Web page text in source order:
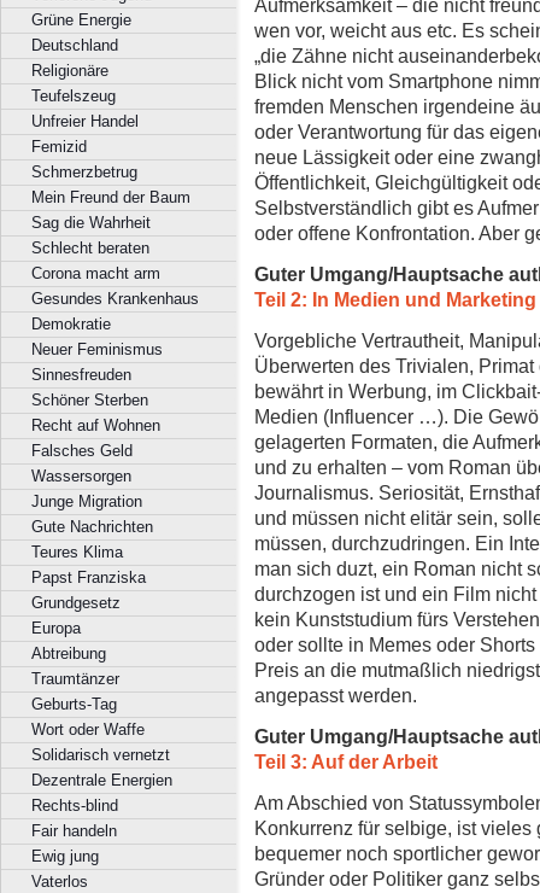
Grüne Energie
Deutschland
Religionäre
Teufelszeug
Unfreier Handel
Femizid
Schmerzbetrug
Mein Freund der Baum
Sag die Wahrheit
Schlecht beraten
Corona macht arm
Gesundes Krankenhaus
Demokratie
Neuer Feminismus
Sinnesfreuden
Schöner Sterben
Recht auf Wohnen
Falsches Geld
Wassersorgen
Junge Migration
Gute Nachrichten
Teures Klima
Papst Franziska
Grundgesetz
Europa
Abtreibung
Traumtänzer
Geburts-Tag
Wort oder Waffe
Solidarisch vernetzt
Dezentrale Energien
Rechts-blind
Fair handeln
Ewig jung
Vaterlos
Aufmerksamkeit – die nicht
wen vor, weicht aus etc. Es
„die Zähne nicht
Blick nicht vom Smartphone
fremden Menschen irgendeine
oder Verantwortung für das
neue Lässigkeit oder eine
Öffentlichkeit, Gleichgültigkeit
Selbstverständlich gibt es
oder offene Konfrontation. Aber
Guter Umgang/Hauptsache
Teil 2: In Medien und Marketing
Vorgebliche Vertrautheit,
Überwerten des Trivialen,
bewährt in Werbung, im
Medien (Influencer …). Die
gelagerten Formaten, die
und zu erhalten – vom Roman
Journalismus. Seriosität,
und müssen nicht elitär sein,
müssen, durchzudringen. Ein
man sich duzt, ein Roman nicht
durchzogen ist und ein Film
kein Kunststudium fürs
oder sollte in Memes oder
Preis an die mutmaßlich
angepasst werden.
Guter Umgang/Hauptsache
Teil 3: Auf der Arbeit
Am Abschied von
Konkurrenz für selbige, ist vieles
bequemer noch sportlicher
Gründer oder Politiker ganz